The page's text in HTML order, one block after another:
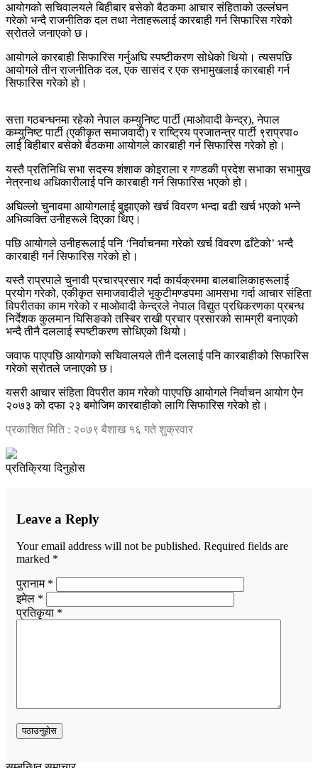
आयोगको सचिवालयले बिहीबार बसेको बैठकमा आचार संहिताको उल्लंघन
गरेको भन्दै राजनीतिक दल तथा नेताहरूलाई कारबाही गर्न सिफारिस गरेको
स्रोतले जनाएको छ।
आयोगले कारबाही सिफारिस गर्नुअघि स्पष्टीकरण सोधेको थियो। त्यसपछि
आयोगले तीन राजनीतिक दल, एक सासंद र एक सभामुखलाई कारबाही गर्न
सिफारिस गरेको हो।
सत्ता गठबन्धनमा रहेको नेपाल कम्युनिष्ट पार्टी (माओवादी केन्द्र), नेपाल
कम्युनिष्ट पार्टी (एकीकृत समाजवादी) र राष्ट्रिय प्रजातन्त्र पार्टी ९राप्रपा०
लाई बिहीबार बसेको बैठकमा आयोगले कारबाही गर्न सिफारिस गरेको हो।
यस्तै प्रतिनिधि सभा सदस्य शंशाक कोइराला र गण्डकी प्रदेश सभाका सभामुख
नेत्रनाथ अधिकारीलाई पनि कारबाही गर्न सिफारिस भएको हो।
अघिल्लो चुनावमा आयोगलाई बुझाएको खर्च विवरण भन्दा बढी खर्च भएको भन्ने
अभिव्यक्ति उनीहरूले दिएका थिए।
पछि आयोगले उनीहरूलाई पनि ‘निर्वाचनमा गरेको खर्च विवरण ढाँटेको’ भन्दै
कारबाही गर्न सिफारिस गरेको हो।
यस्तै राप्रपाले चुनावी प्रचारप्रसार गर्दा कार्यक्रममा बालबालिकाहरूलाई
प्रयोग गरेको, एकीकृत समाजवादीले भृकुटीमण्डपमा आमसभा गर्दा आचार संहिता
विपरीतका काम गरेको र माओवादी केन्द्रले नेपाल विद्युत प्रधिकरणका प्रबन्ध
निर्देशक कुलमान घिसिङको तस्बिर राखी प्रचार प्रसारको सामग्री बनाएको
भन्दै तीनै दललाई स्पष्टीकरण सोधिएको थियो।
जवाफ पाएपछि आयोगको सचिवालयले तीनै दललाई पनि कारबाहीको सिफारिस
गरेको स्रोतले जनाएको छ।
यसरी आचार संहिता विपरीत काम गरेको पाएपछि आयोगले निर्वाचन आयोग ऐन
२०७३ को दफा २३ बमोजिम कारबाहीको लागि सिफारिस गरेको हो।
प्रकाशित मिति : २०७९ बैशाख १६ गते शुक्रवार
प्रतिक्रिया दिनुहोस
Leave a Reply
Your email address will not be published. Required fields are
marked *
पुरानाम *
इमेल *
प्रतिकृया *